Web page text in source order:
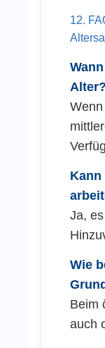
12.
Alter?
Kann
Ja,
Wie
Beim
auch